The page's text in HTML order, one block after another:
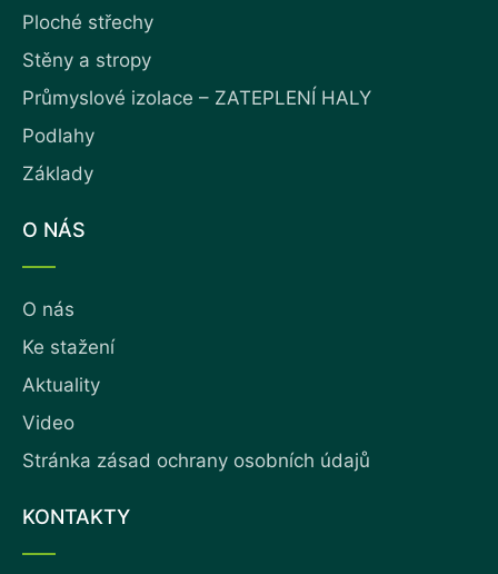
Ploché střechy
Stěny a stropy
Průmyslové izolace – ZATEPLENÍ HALY
Podlahy
Základy
O NÁS
O nás
Ke stažení
Aktuality
Video
Stránka zásad ochrany osobních údajů
KONTAKTY